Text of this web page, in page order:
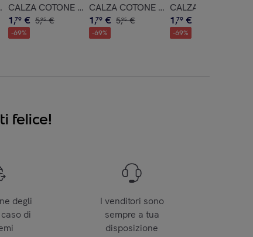
CALZA COTONE SOFORA CON FIOCCO
1,79 € 5,95 €
-69%
CALZA COTONE IBISCO CON MICRO
1,79 € 5,95 €
-69%
CALZA COTONE
1,79 €
-69%
felice!
degli
di
I venditori sono
sempre a tua
disposizione